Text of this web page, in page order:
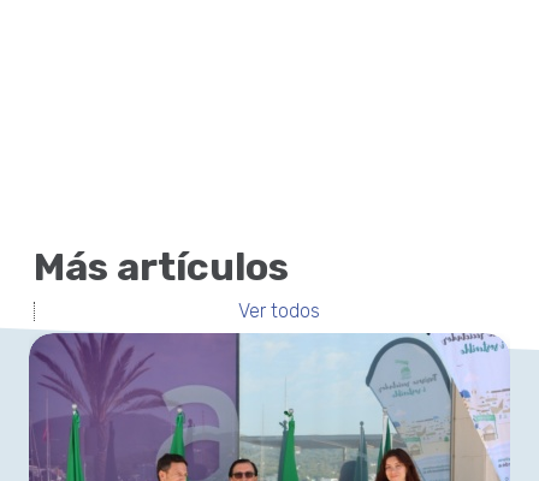
Más artículos
Ver todos